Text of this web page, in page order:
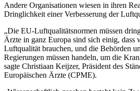
Andere Organisationen wiesen in ihren
Dringlichkeit einer Verbesserung der
„Die EU-Luftqualitätsnormen müssen
Ärzte in ganz Europa sind sich einig, dass
Luftqualität brauchen, und die Behörden
Regierungen müssen handeln, um die
sagte Christiaan Keijzer, Präsident des
Europäischen Ärzte (CPME).